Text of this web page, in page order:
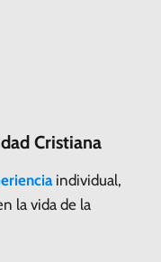
Cristiana
individual,
la vida de la